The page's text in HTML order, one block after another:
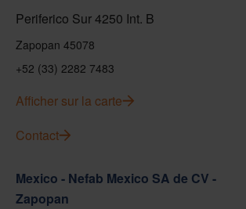
Periferico Sur 4250 Int. B
Zapopan 45078
+52 (33) 2282 7483
Afficher sur la carte
Contact
Mexico - Nefab Mexico SA de CV -
Zapopan